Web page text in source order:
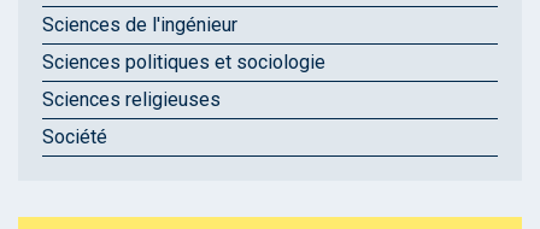
Sciences de l'ingénieur
Sciences politiques et sociologie
Sciences religieuses
Société